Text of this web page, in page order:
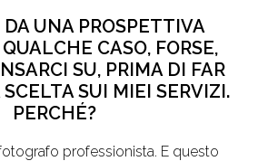
UNA PROSPETTIVA
CASO, FORSE,
SU, PRIMA DI FAR
SUI MIEI SERVIZI.
PERCHÉ?
professionista. E questo